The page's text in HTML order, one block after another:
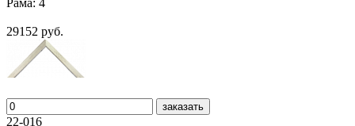
Рама: 4
29152 руб.
заказать
22-016